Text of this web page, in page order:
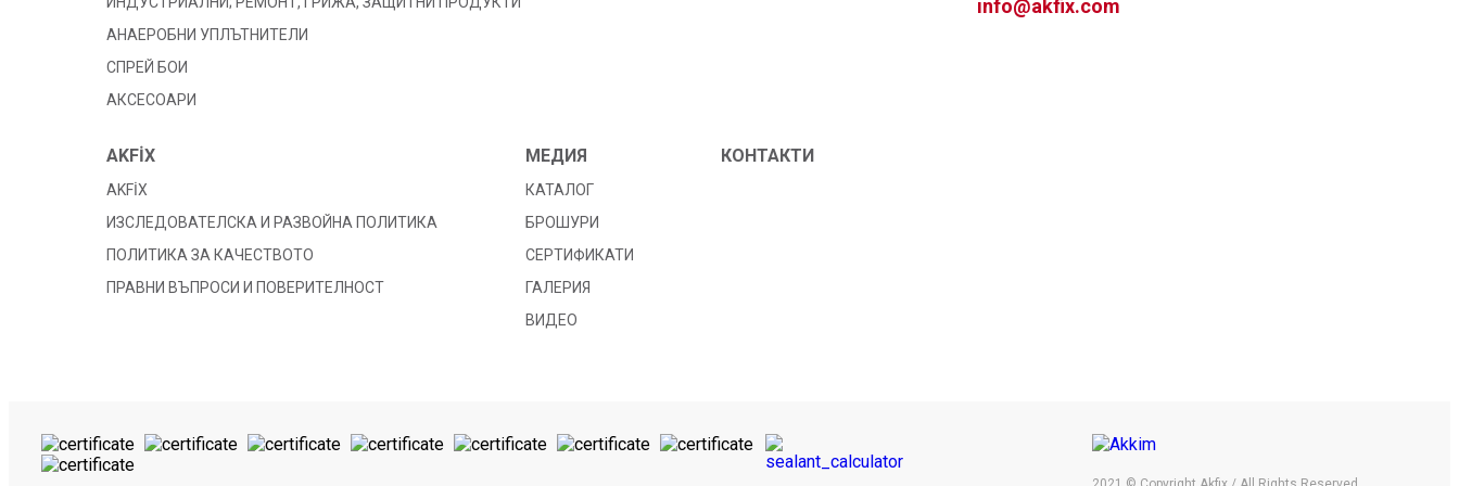
АНАЕРОБНИ УПЛЪТНИТЕЛИ
СПРЕЙ БОИ
АКСЕСОАРИ
AKFİX
AKFİX
ИЗСЛЕДОВАТЕЛСКА И РАЗВОЙНА ПОЛИТИКА
ПОЛИТИКА ЗА КАЧЕСТВОТО
ПРАВНИ ВЪПРОСИ И ПОВЕРИТЕЛНОСТ
МЕДИЯ
КАТАЛОГ
БРОШУРИ
СЕРТИФИКАТИ
ГАЛЕРИЯ
ВИДЕО
КОНТАКТИ
info@akfix.com